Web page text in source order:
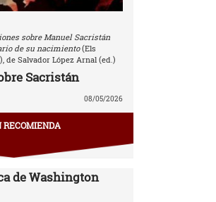
sobre Manuel Sacristán
de su nacimiento(Els
de Salvador López Arnal (ed.)
Sacristán
08/05/2026
RECOMIENDA
de Washington